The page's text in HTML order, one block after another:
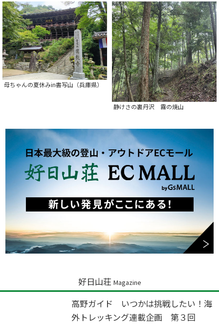
母ちゃんの夏休みin書写山（兵庫県）
静けさの裏丹沢 霧の焼山
好日山荘 Magazine
高野ガイド いつかは挑戦したい！海
外トレッキング連載企画 第３回